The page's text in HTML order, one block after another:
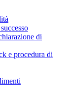
di
e procedura di